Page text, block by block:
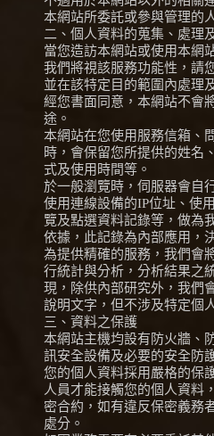
本網站所委託或參與管理的
二、個人資料的蒐集、處理
當您造訪本網站或使用本網
我們將視該服務功能性，請
並在該特定目的範圍內處理
經您書面同意，本網站不會
途。
本網站在您使用服務信箱、
時，會保留您所提供的姓名
式及使用時間等。
於一般瀏覽時，伺服器會自
使用連線設備的IP位址、使
覽及點選資料記錄等，做為
依據，此記錄為內部應用，
為提供精確的服務，我們會
行統計與分析，分析結果之
現，除供內部研究外，我們
說明文字，但不涉及特定個
三、資料之保護
本網站主機均設有防火牆、
訊安全設備及必要的安全防
您的個人資料採用嚴格的保
人員才能接觸您的個人資料
密合約，如有違反保密義務
處分。